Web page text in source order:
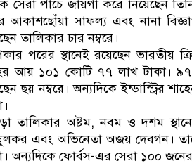
সেরা পাঁচে জায়গা করে নিয়েছেন
আকাশছোঁয়া সাফল্য এবং নানা
তালিকার চার নম্বরে।
পরের স্থানেই রয়েছেন ভারতীয়
আয় ১০১ কোটি ৭৭ লাখ টাকা।
ছয় নম্বরে। অন্যদিকে ইন্ডাস্ট্রির
তালিকার অষ্টম, নবম ও দশম স্থানে
এবং অভিনেতা অজয় দেবগন।
অন্যদিকে ফোর্বস-এর সেরা ১০০